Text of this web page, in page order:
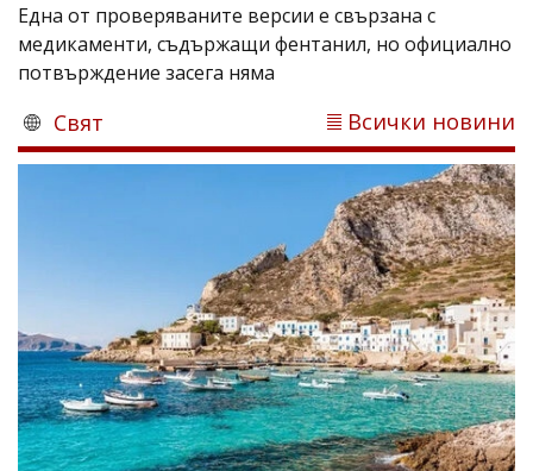
Една от проверяваните версии е свързана с
медикаменти, съдържащи фентанил, но официално
потвърждение засега няма
Свят Всички новини